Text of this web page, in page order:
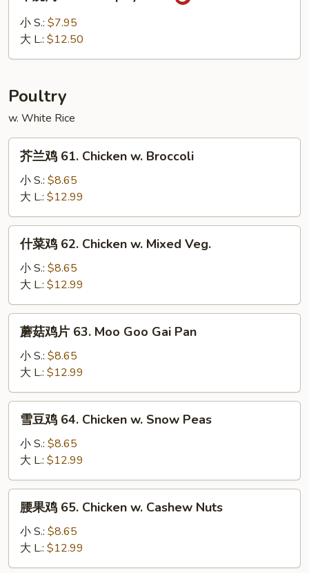
Garlic
Sauce
59.
小 S.: $7.95
大 L.: $12.50
Poultry
w. White Rice
芥
61.
Chicken
w.
Broccoli
芥兰鸡 61. Chicken w. Broccoli
小 S.: $8.65
大 L.: $12.99
什
62.
Chicken
w.
Mixed
Veg.
什菜鸡 62. Chicken w. Mixed Veg.
小 S.: $8.65
大 L.: $12.99
蘑
63.
Moo
Goo
Gai
Pan
蘑菇鸡片 63. Moo Goo Gai Pan
小 S.: $8.65
大 L.: $12.99
雪
64.
Chicken
w.
Snow
Peas
雪豆鸡 64. Chicken w. Snow Peas
小 S.: $8.65
大 L.: $12.99
腰
65.
Chicken
腰果鸡 65. Chicken w. Cashew Nuts
小 S.: $8.65
大 L.: $12.99